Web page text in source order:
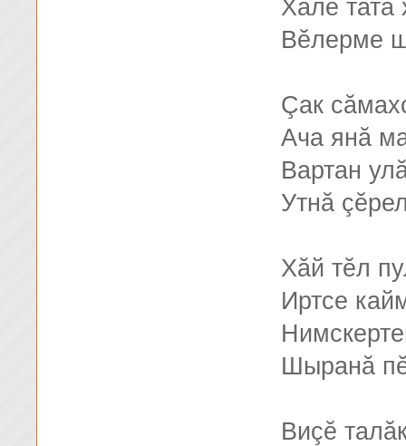
Халĕ тата
Вĕлерме
Çак
Ача янă
Вартан
Утнă
Хăй тĕл
Иртсе
Шыранă
Виçĕ